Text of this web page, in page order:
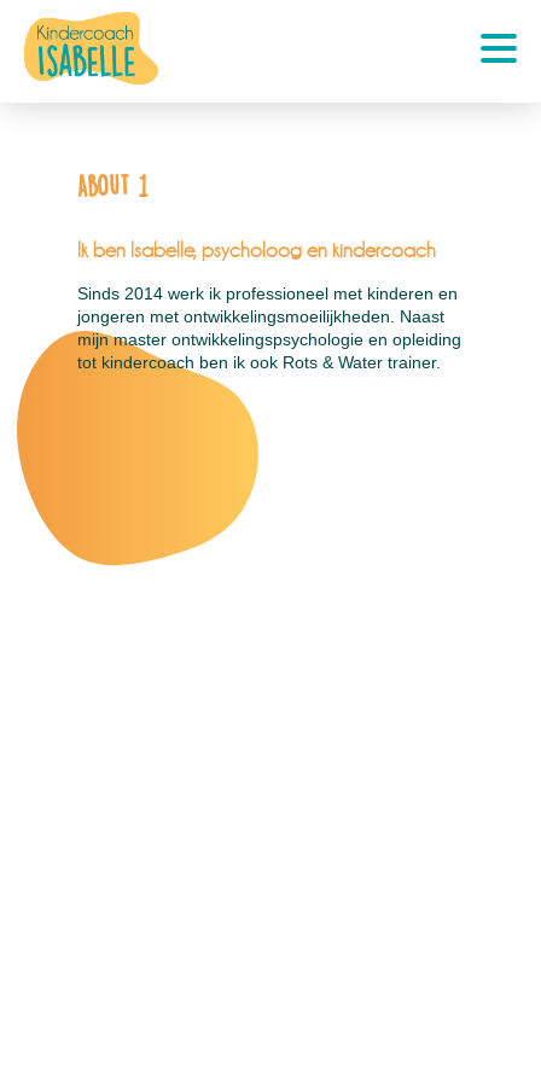
About 1
Ik ben Isabelle, psycholoog en kindercoach
Sinds 2014 werk ik professioneel met kinderen en
jongeren met ontwikkelingsmoeilijkheden. Naast
mijn master ontwikkelingspsychologie en opleiding
tot kindercoach ben ik ook Rots & Water trainer.